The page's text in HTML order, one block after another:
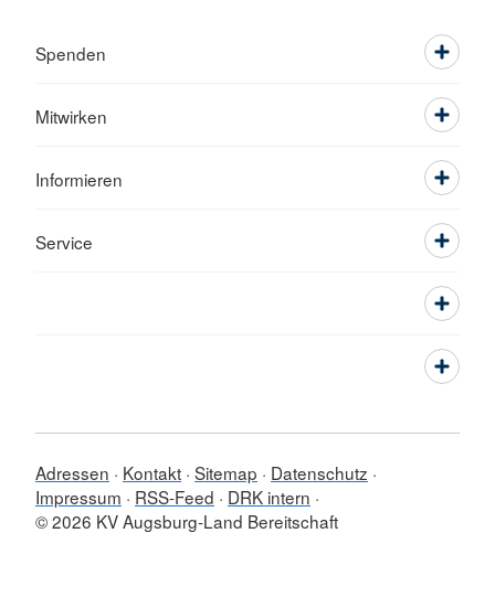
Spenden
Mitwirken
Informieren
Service
Adressen Kontakt Sitemap
Datenschutz
Impressum
RSS-Feed
DRK intern
© 2026 KV Augsburg-Land Bereitschaft